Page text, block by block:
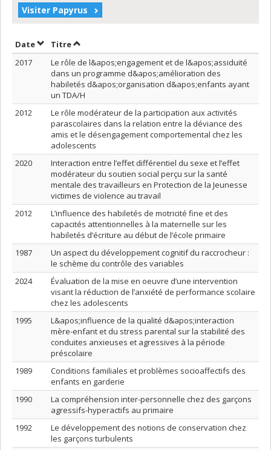
Visiter Papyrus
DateTrier par date en ordre croissant
TitreTrier par titre en ordre croissant
2017
Le rôle de l&apos;engagement et de l&apos;assiduité
dans un programme d&apos;amélioration des
habiletés d&apos;organisation d&apos;enfants ayant
un TDA/H
2012
Le rôle modérateur de la participation aux activités
parascolaires dans la relation entre la déviance des
amis et le désengagement comportemental chez les
adolescents
2020
Interaction entre l’effet différentiel du sexe et l’effet
modérateur du soutien social perçu sur la santé
mentale des travailleurs en Protection de la Jeunesse
victimes de violence au travail
2012
L’influence des habiletés de motricité fine et des
capacités attentionnelles à la maternelle sur les
habiletés d’écriture au début de l’école primaire
1987
Un aspect du développement cognitif du raccrocheur :
le schème du contrôle des variables
2024
Évaluation de la mise en oeuvre d’une intervention
visant la réduction de l’anxiété de performance scolaire
chez les adolescents
1995
L&apos;influence de la qualité d&apos;interaction
mère-enfant et du stress parental sur la stabilité des
conduites anxieuses et agressives à la période
préscolaire
1989
Conditions familiales et problèmes socioaffectifs des
enfants en garderie
1990
La compréhension inter-personnelle chez des garçons
agressifs-hyperactifs au primaire
1992
Le développement des notions de conservation chez
les garçons turbulents